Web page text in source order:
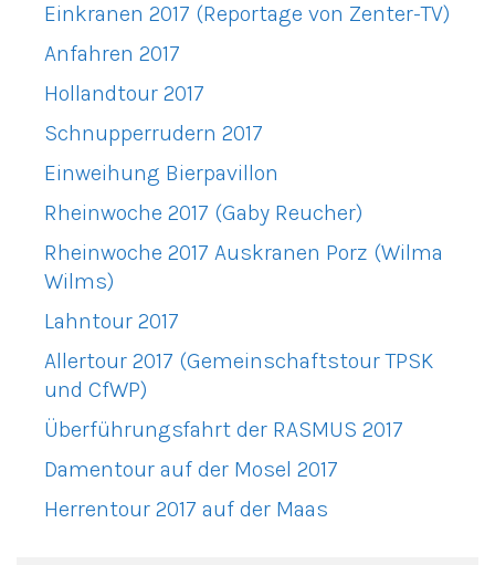
Einkranen 2017 (Reportage von Zenter-TV)
Anfahren 2017
Hollandtour 2017
Schnupperrudern 2017
Einweihung Bierpavillon
Rheinwoche 2017 (Gaby Reucher)
Rheinwoche 2017 Auskranen Porz (Wilma
Wilms)
Lahntour 2017
Allertour 2017 (Gemeinschaftstour TPSK
und CfWP)
Überführungsfahrt der RASMUS 2017
Damentour auf der Mosel 2017
Herrentour 2017 auf der Maas